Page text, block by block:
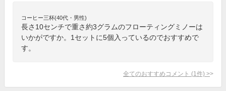
コーヒー三杯(40代・男性)
長さ10センチで重さ約3グラムのフローティングミノーは
いかがですか。1セットに5個入っているのでおすすめで
す。
全てのおすすめコメント (1 件) >